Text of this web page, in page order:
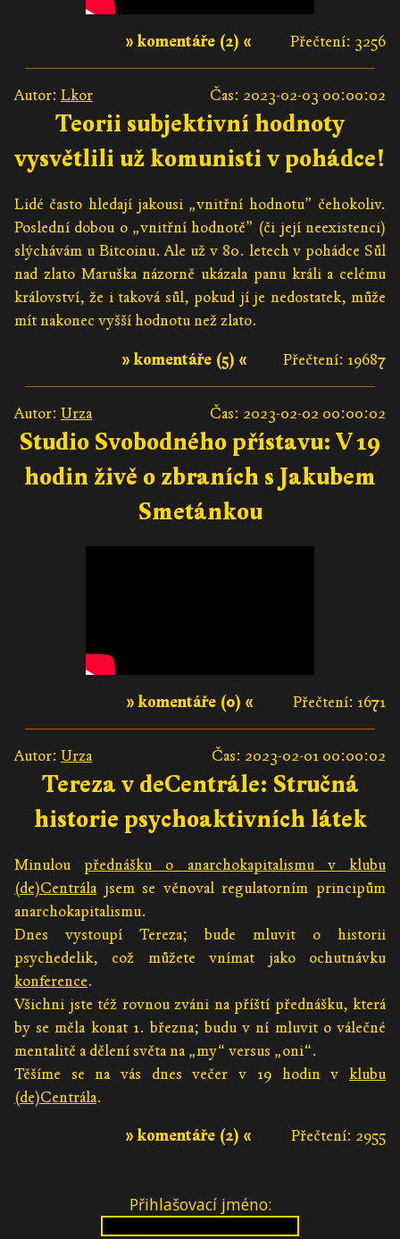
Přečtení: 3256
» komentáře (2) «
Autor: Lkor Čas: 2023-02-03 00:00:02
Teorii subjektivní hodnoty
vysvětlili už komunisti v pohádce!
Lidé často hledají jakousi „vnitřní hodnotu” čehokoliv.
Poslední dobou o „vnitřní hodnotě” (či její neexistenci)
slýchávám u Bitcoinu. Ale už v 80. letech v pohádce Sůl
nad zlato Maruška názorně ukázala panu králi a celému
království, že i taková sůl, pokud jí je nedostatek, může
mít nakonec vyšší hodnotu než zlato.
Přečtení: 19687
» komentáře (5) «
Autor: Urza Čas: 2023-02-02 00:00:02
Studio Svobodného přístavu: V 19
hodin živě o zbraních s Jakubem
Smetánkou
Přečtení: 1671
» komentáře (0) «
Autor: Urza Čas: 2023-02-01 00:00:02
Tereza v deCentrále: Stručná
historie psychoaktivních látek
Minulou přednášku o anarchokapitalismu v klubu
(de)Centrála jsem se věnoval regulatorním principům
anarchokapitalismu.
Dnes vystoupí Tereza; bude mluvit o historii
psychedelik, což můžete vnímat jako ochutnávku
konference.
Všichni jste též rovnou zváni na příští přednášku, která
by se měla konat 1. března; budu v ní mluvit o válečné
mentalitě a dělení světa na „my“ versus „oni“.
Těšíme se na vás dnes večer v 19 hodin v klubu
(de)Centrála.
Přečtení: 2955
» komentáře (2) «
Přihlašovací jméno: